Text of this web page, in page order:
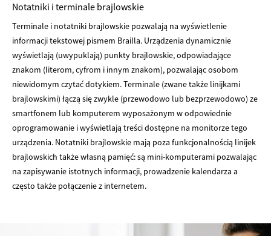
Notatniki i terminale brajlowskie
Terminale i notatniki brajlowskie pozwalają na wyświetlenie
informacji tekstowej pismem Brailla. Urządzenia dynamicznie
wyświetlają (uwypuklają) punkty brajlowskie, odpowiadające
znakom (literom, cyfrom i innym znakom), pozwalając osobom
niewidomym czytać dotykiem. Terminale (zwane także linijkami
brajlowskimi) łączą się zwykle (przewodowo lub bezprzewodowo) ze
smartfonem lub komputerem wyposażonym w odpowiednie
oprogramowanie i wyświetlają treści dostępne na monitorze tego
urządzenia. Notatniki brajlowskie mają poza funkcjonalnością linijek
brajlowskich także własną pamięć: są mini-komputerami pozwalając
na zapisywanie istotnych informacji, prowadzenie kalendarza a
często także połączenie z internetem.